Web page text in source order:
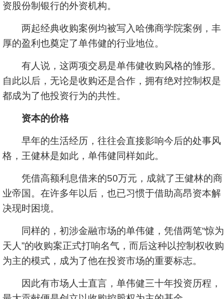
资股份制银行的外资机构。
两起经典收购案例均被写入哈佛商学院案例，丰
厚的盈利也奠定了单伟健的行业地位。
有人说，这两项交易是单伟健收购风格的雏形。
自此以后，无论是收购还是合作，拥有绝对控制权是
都成为了他投资行为的共性。
资本的价格
早年的生活经历，往往会直接影响今后的处事风
格，王健林是如此，单伟健同样如此。
凭借高额利息借来的50万元，成就了王健林的商
业帝国。在许多年以后，也已习惯于借助高昂资本解
决现时困境。
同样的，初涉金融市场的单伟健，凭借两笔“惊为
天人”的收购案正式打响名气，而后这种以控制权收购
为主的模式，成为了他在投资市场的重要标志。
因此有市场人士直言，单伟健三十年投资历程，